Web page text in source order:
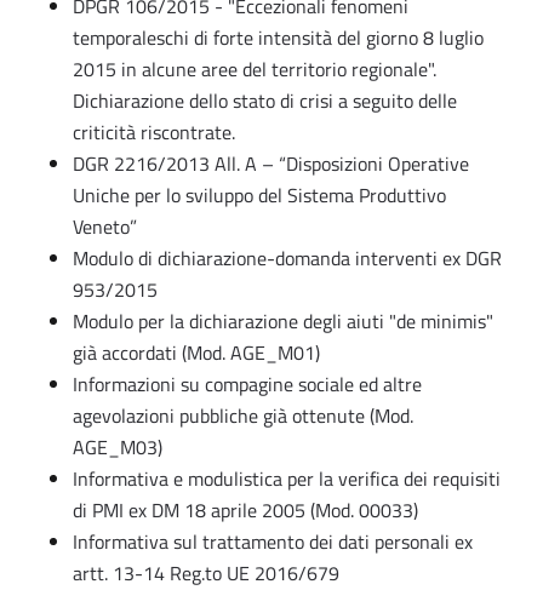
DPGR 106/2015 - "Eccezionali fenomeni
temporaleschi di forte intensità del giorno 8 luglio
2015 in alcune aree del territorio regionale".
Dichiarazione dello stato di crisi a seguito delle
criticità riscontrate.
DGR 2216/2013 All. A – “Disposizioni Operative
Uniche per lo sviluppo del Sistema Produttivo
Veneto”
Modulo di dichiarazione-domanda interventi ex DGR
953/2015
Modulo per la dichiarazione degli aiuti "de minimis"
già accordati (Mod. AGE_M01)
Informazioni su compagine sociale ed altre
agevolazioni pubbliche già ottenute (Mod.
AGE_M03)
Informativa e modulistica per la verifica dei requisiti
di PMI ex DM 18 aprile 2005 (Mod. 00033)
Informativa sul trattamento dei dati personali ex
artt. 13-14 Reg.to UE 2016/679